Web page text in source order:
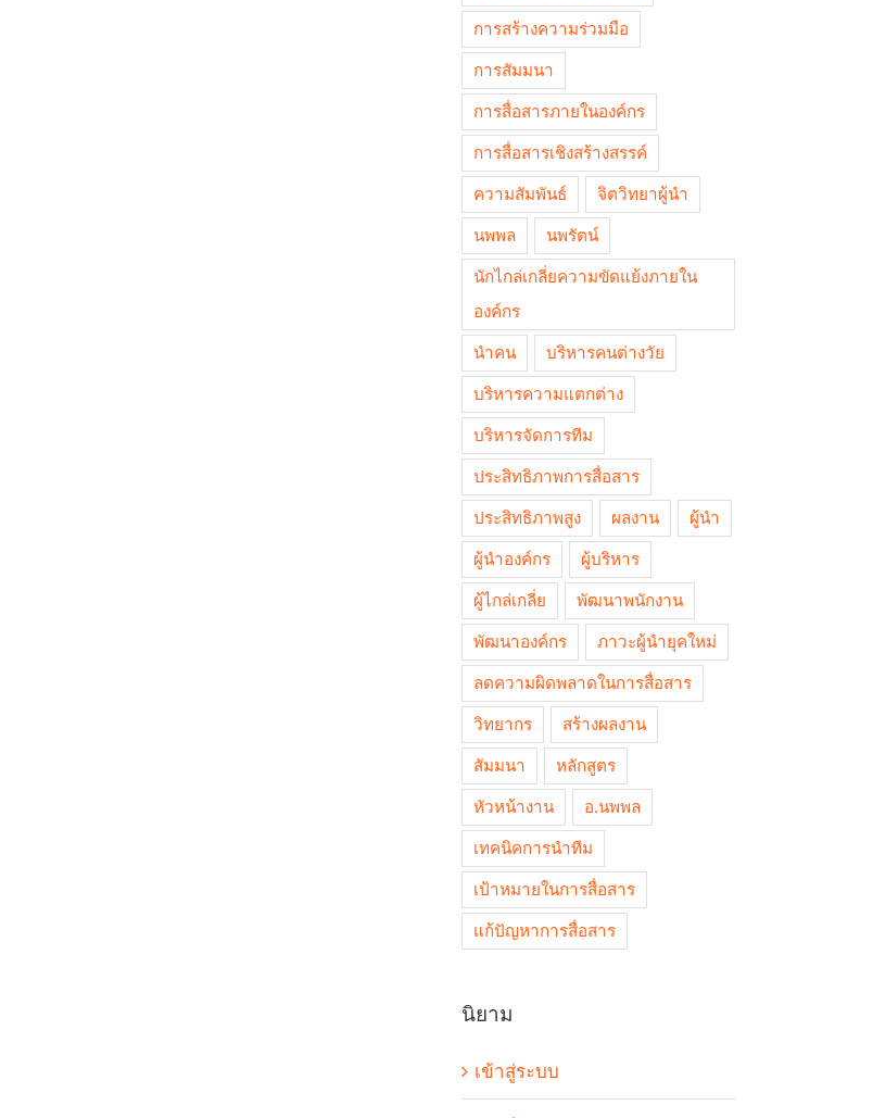
การสร้างความร่วมมือ
การสัมมนา
การสื่อสารภายในองค์กร
การสื่อสารเชิงสร้างสรรค์
ความสัมพันธ์ จิตวิทยาผู้นำ
นพพล นพรัตน์
นักไกล่เกลี่ยความขัดแย้งภายใน
องค์กร
นำคน บริหารคนต่างวัย
บริหารความแตกต่าง
บริหารจัดการทีม
ประสิทธิภาพการสื่อสาร
ประสิทธิภาพสูง ผลงาน ผู้นำ
ผู้นำองค์กร ผู้บริหาร
ผู้ไกล่เกลี่ย พัฒนาพนักงาน
พัฒนาองค์กร ภาวะผู้นำยุคใหม่
ลดความผิดพลาดในการสื่อสาร
วิทยากร สร้างผลงาน
สัมมนา หลักสูตร
หัวหน้างาน อ.นพพล
เทคนิคการนำทีม
เป้าหมายในการสื่อสาร
แก้ปัญหาการสื่อสาร
นิยาม
เข้าสู่ระบบ